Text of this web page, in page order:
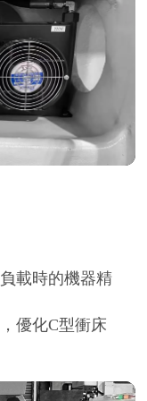
載時的機器精
優化C型衝床